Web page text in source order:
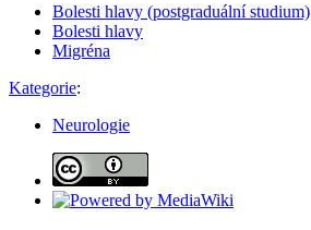
Bolesti hlavy (postgraduální studium)
Bolesti hlavy
Migréna
Kategorie:
Neurologie